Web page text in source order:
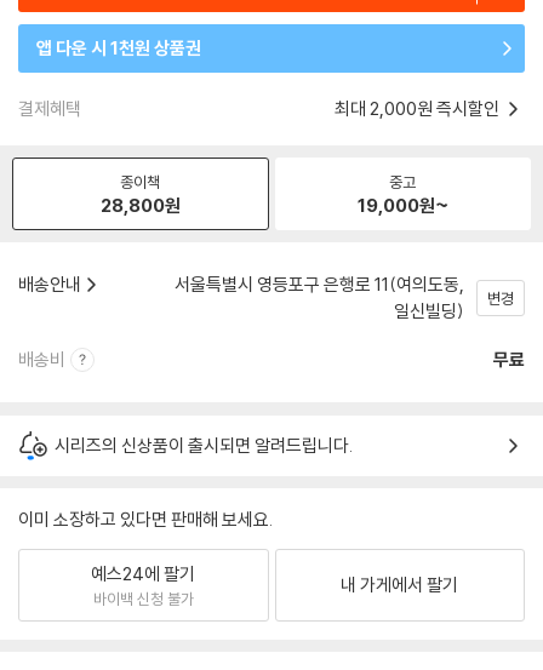
앱 다운 시 1천원 상품권
결제혜택 최대 2,000원 즉시할인
종이책
28,800원
중고
19,000원~
배송안내
서울특별시 영등포구 은행로 11(여의도동,
일신빌딩)
변경
배송비 무료
시리즈의 신상품이 출시되면 알려드립니다.
이미 소장하고 있다면 판매해 보세요.
예스24에 팔기
바이백 신청 불가
내 가게에서 팔기